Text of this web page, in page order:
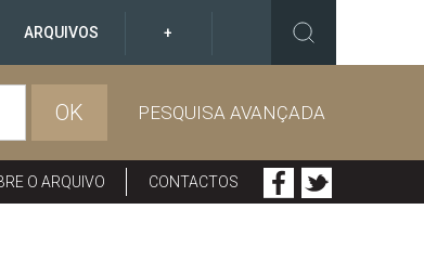
ARQUIVOS +
OK PESQUISA AVANÇADA
O ARQUIVO CONTACTOS